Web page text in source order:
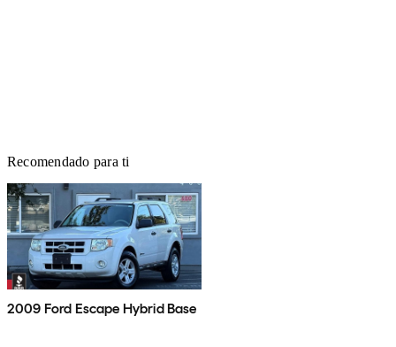
Recomendado para ti
2009 Ford Escape Hybrid Base